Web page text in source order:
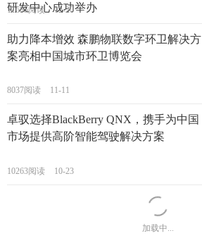
研发中心成功举办
11685阅读 12-20
助力降本增效 森鹏物联数字环卫解决方
案亮相中国城市环卫博览会
8037阅读 11-11
卓驭选择BlackBerry QNX，携手为中国
市场提供高阶智能驾驶解决方案
10263阅读 10-23
加载中...